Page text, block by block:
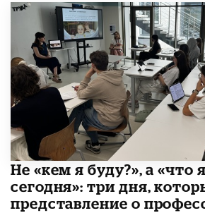
Не «кем я буду?», а «что
сегодня»: три дня,
представление о